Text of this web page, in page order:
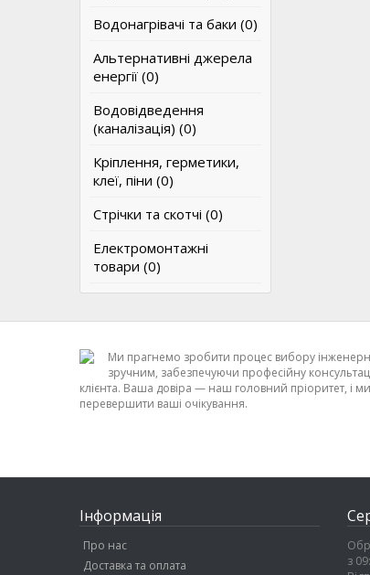
Водонагрівачі та баки (0)
Альтернативні джерела
енергії (0)
Водовідведення
(каналізація) (0)
Кріплення, герметики,
клеї, піни (0)
Стрічки та скотчі (0)
Електромонтажні
товари (0)
Ми прагнемо зробити процес вибору
зручним, забезпечуючи професійну
клієнта. Ваша довіра — наш головний пріоритет, і
перевершити ваші очікування.
Інформація
Про нас
Доставка та оплата
з